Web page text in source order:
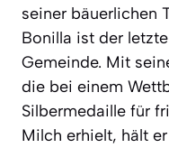
seiner bäuerlichen
Bonilla ist der
Gemeinde. Mit
die bei einem
Silbermedaille für
Milch erhielt, hält